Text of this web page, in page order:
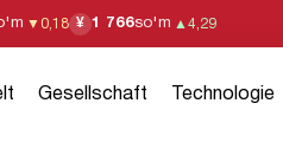
▼ 0,18 ¥ 1 766so'm ▲ 4,29
Gesellschaft Technologie